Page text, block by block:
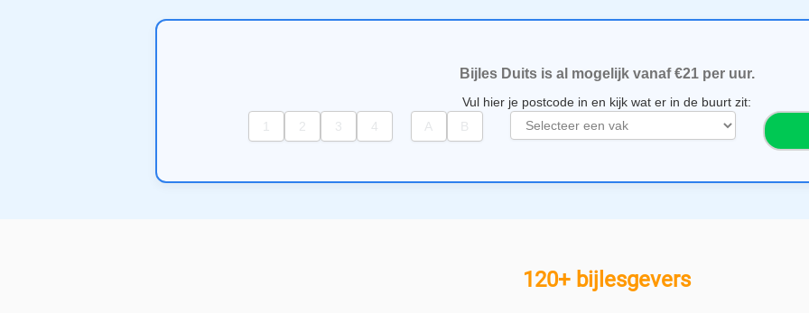
Bijles Duits is al mogelijk vanaf €21 per uur.
Vul hier je postcode in en kijk wat er in de buurt zit:
e
120+ bijlesgevers